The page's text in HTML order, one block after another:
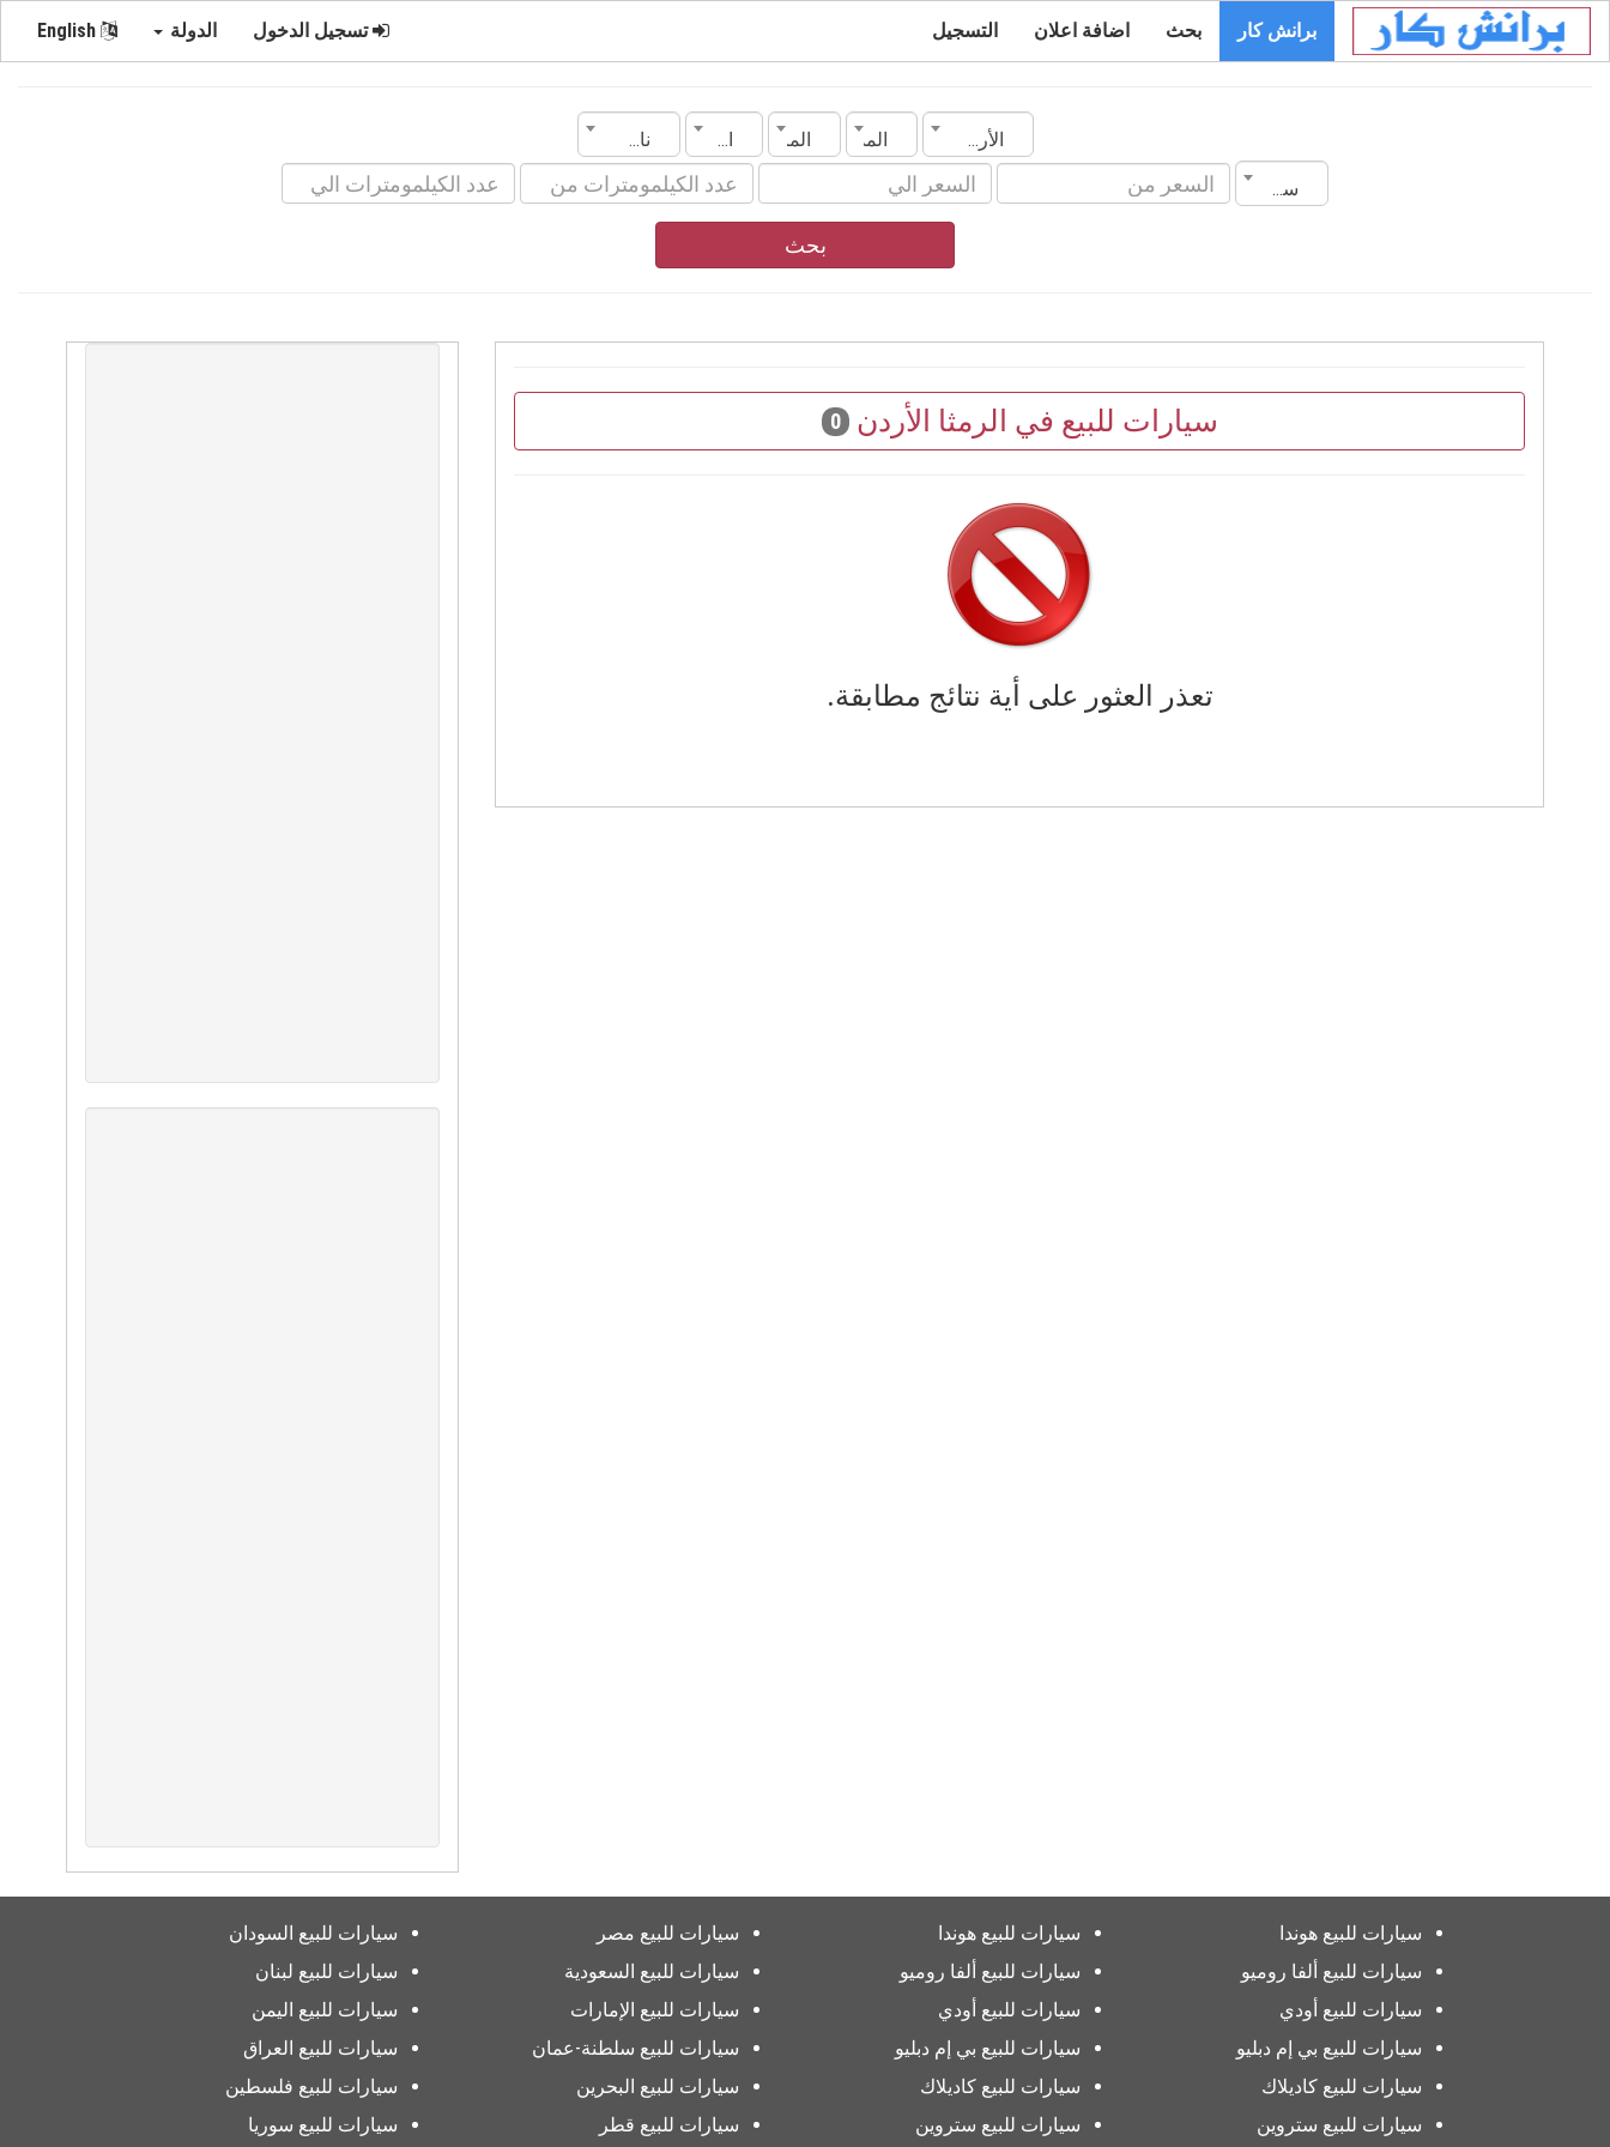
برانش كار بحث اضافة اعلان التسجيل تسجيل الدخول الدولة
الأردن المدينة الماركة الموديل ناقل الحركة
سنة الصنع
بحث
سيارات للبيع في الرمثا الأردن 0
تعذر العثور على أية نتائج مطابقة.
سيارات للبيع هوندا
سيارات للبيع ألفا روميو
سيارات للبيع أودي
سيارات للبيع بي إم دبليو
سيارات للبيع كاديلاك
سيارات للبيع ستروين
سيارات للبيع هوندا
سيارات للبيع ألفا روميو
سيارات للبيع أودي
سيارات للبيع بي إم دبليو
سيارات للبيع كاديلاك
سيارات للبيع ستروين
سيارات للبيع مصر
سيارات للبيع السعودية
سيارات للبيع الإمارات
سيارات للبيع سلطنة-عمان
سيارات للبيع البحرين
سيارات للبيع قطر
سيارات للبيع السودان
سيارات للبيع لبنان
سيارات للبيع اليمن
سيارات للبيع العراق
سيارات للبيع فلسطين
سيارات للبيع سوريا